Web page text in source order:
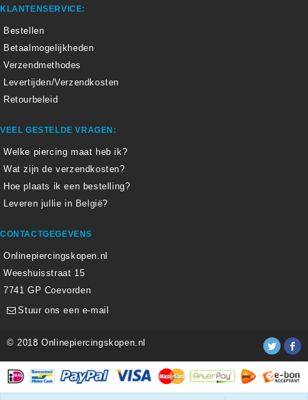
KLANTENSERVICE:
Bestellen
Betaalmogelijkheden
Verzendmethodes
Levertijden/Verzendkosten
Retourbeleid
VEEL GESTELDE VRAGEN:
Welke piercing maat heb ik?
Wat zijn de verzendkosten?
Hoe plaats ik een bestelling?
Leveren jullie in België?
CONTACTGEGEVENS
Onlinepiercingskopen.nl
Weeshuisstraat 15
7741 GP Coevorden
Stuur ons een e-mail
© 2018 Onlinepiercingskopen.nl
Alle weergegeven prijzen zijn inclusief 21% BTW.